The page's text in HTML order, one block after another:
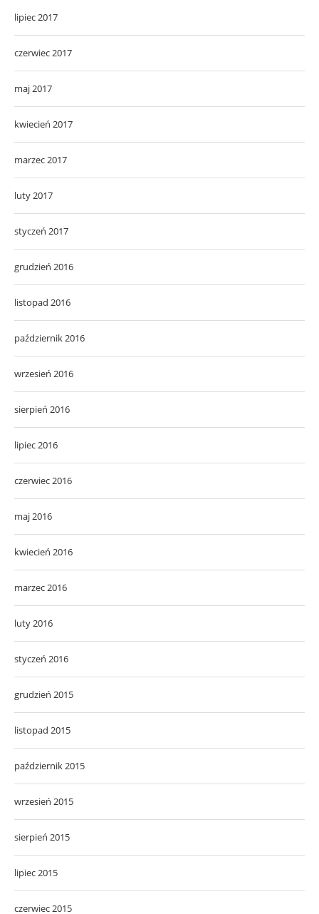
lipiec 2017
czerwiec 2017
maj 2017
kwiecień 2017
marzec 2017
luty 2017
styczeń 2017
grudzień 2016
listopad 2016
październik 2016
wrzesień 2016
sierpień 2016
lipiec 2016
czerwiec 2016
maj 2016
kwiecień 2016
marzec 2016
luty 2016
styczeń 2016
grudzień 2015
listopad 2015
październik 2015
wrzesień 2015
sierpień 2015
lipiec 2015
czerwiec 2015